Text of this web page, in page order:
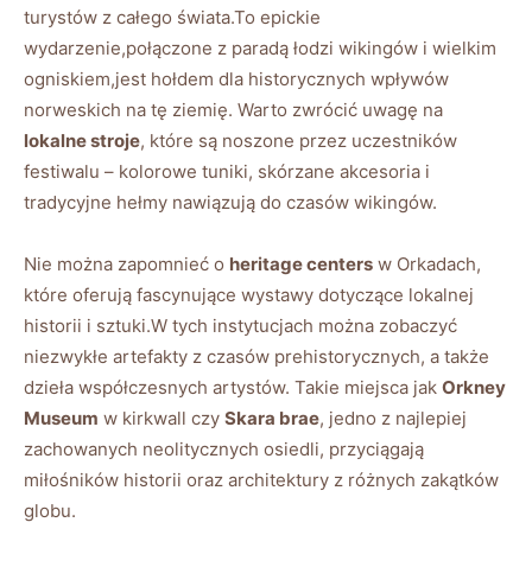
turystów z całego świata.To epickie
wydarzenie,połączone z paradą łodzi wikingów i wielkim
ogniskiem,jest hołdem dla historycznych wpływów
norweskich na tę ziemię. Warto zwrócić uwagę na
lokalne stroje, które są noszone przez uczestników
festiwalu – kolorowe tuniki, skórzane akcesoria i
tradycyjne hełmy nawiązują do czasów wikingów.
Nie można zapomnieć o heritage centers w Orkadach,
które oferują fascynujące wystawy dotyczące lokalnej
historii i sztuki.W tych instytucjach można zobaczyć
niezwykłe artefakty z czasów prehistorycznych, a także
dzieła współczesnych artystów. Takie miejsca jak Orkney
Museum w kirkwall czy Skara brae, jedno z najlepiej
zachowanych neolitycznych osiedli, przyciągają
miłośników historii oraz architektury z różnych zakątków
globu.